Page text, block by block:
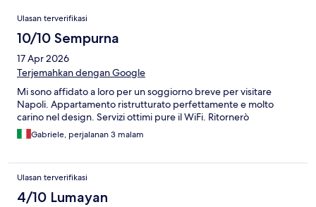
Ulasan
Ulasan terverifikasi
10/10 Sempurna
17 Apr 2026
Terjemahkan dengan Google
Mi sono affidato a loro per un soggiorno breve per visitare
Napoli. Appartamento ristrutturato perfettamente e molto
carino nel design. Servizi ottimi pure il WiFi. Ritornerò
Gabriele, perjalanan 3 malam
Ulasan terverifikasi
4/10 Lumayan